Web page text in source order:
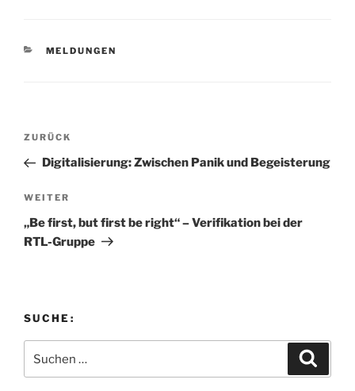
KATEGORIEN
MELDUNGEN
Beitragsnavigation
Vorheriger
Beitrag
ZURÜCK
Digitalisierung: Zwischen Panik und Begeisterung
Nächster
Beitrag
WEITER
„Be first, but first be right“ – Verifikation bei der
RTL-Gruppe
SUCHE:
nach: